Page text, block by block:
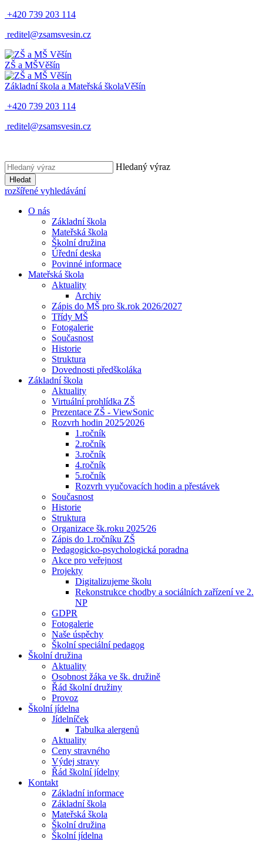
+420 739 203 114
reditel@zsamsvesin.cz
ZŠ a MŠVěšín
Základní škola a Mateřská školaVěšín
+420 739 203 114
reditel@zsamsvesin.cz
Hledaný výraz
Hledat
rozšířené vyhledávání
O nás
Základní škola
Mateřská škola
Školní družina
Úřední deska
Povinné informace
Mateřská škola
Aktuality
Archiv
Zápis do MŠ pro šk.rok 2026/2027
Třídy MŠ
Fotogalerie
Současnost
Historie
Struktura
Dovednosti předškoláka
Základní škola
Aktuality
Virtuální prohlídka ZŠ
Prezentace ZŠ - ViewSonic
Rozvrh hodin 2025⁄2026
1.ročník
2.ročník
3.ročník
4.ročník
5.ročník
Rozvrh vyučovacích hodin a přestávek
Současnost
Historie
Struktura
Organizace šk.roku 2025⁄26
Zápis do 1.ročníku ZŠ
Pedagogicko-psychologická poradna
Akce pro veřejnost
Projekty
Digitalizujeme školu
Rekonstrukce chodby a sociálních zařízení ve 2.
NP
GDPR
Fotogalerie
Naše úspěchy
Školní speciální pedagog
Školní družina
Aktuality
Osobnost žáka ve šk. družině
Řád školní družiny
Provoz
Školní jídelna
Jídelníček
Tabulka alergenů
Aktuality
Ceny stravného
Výdej stravy
Řád školní jídelny
Kontakt
Základní informace
Základní škola
Mateřská škola
Školní družina
Školní jídelna